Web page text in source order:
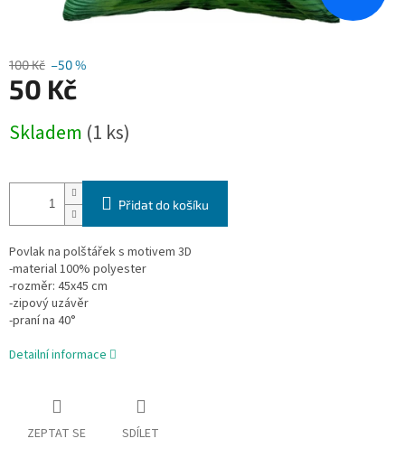
100 Kč –50 %
50 Kč
cena:
Skladem (1 ks)
Přidat do košíku
Povlak na polštářek s motivem 3D
-material 100% polyester
-rozměr: 45x45 cm
-zipový uzávěr
-praní na 40°
Detailní informace
ZEPTAT SE SDÍLET